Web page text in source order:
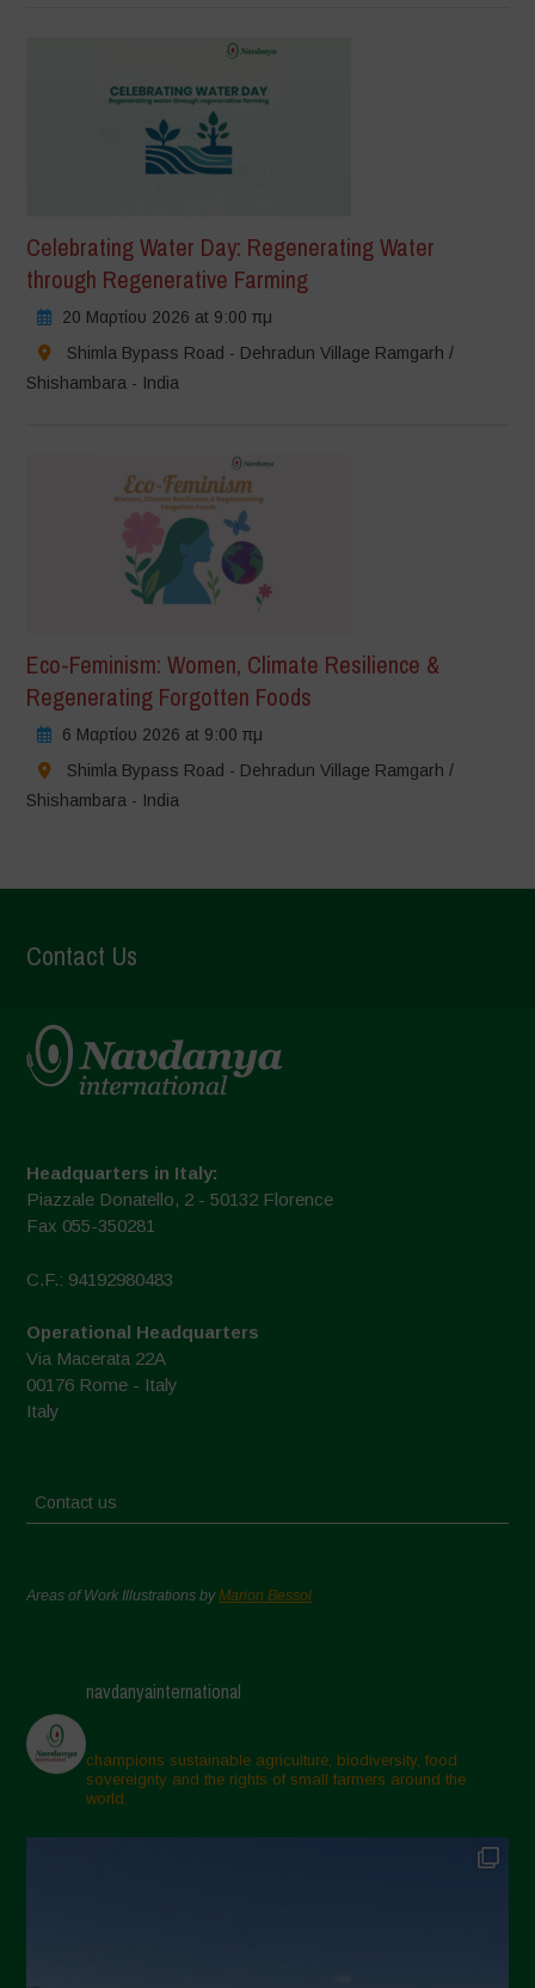
Celebrating Water Day: Regenerating Water
through Regenerative Farming
20 Μαρτίου 2026 at 9:00 πμ
Shimla Bypass Road - Dehradun Village Ramgarh /
Shishambara - India
Eco-Feminism: Women, Climate Resilience &
Regenerating Forgotten Foods
6 Μαρτίου 2026 at 9:00 πμ
Shimla Bypass Road - Dehradun Village Ramgarh /
Shishambara - India
Contact Us
Headquarters in Italy:
Piazzale Donatello, 2 - 50132 Florence
Fax 055-350281
C.F.: 94192980483
Operational Headquarters
Via Macerata 22A
00176 Rome - Italy
Italy
Contact us
Areas of Work Illustrations byMarion Bessol
navdanyainternational
champions sustainable agriculture, biodiversity, food
sovereignty and the rights of small farmers around the
world.